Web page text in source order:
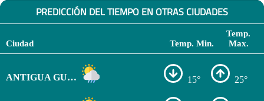
PREDICCIÓN DEL TIEMPO EN OTRAS CIUDADES
Ciudad Temp. Min.
Temp.
Max.
ANTIGUA GUATEMALA 15° 25°